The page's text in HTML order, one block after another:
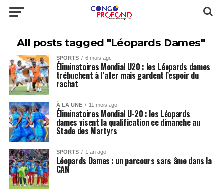
All posts tagged "Léopards Dames"
SPORTS 6 mois ago
Éliminatoires Mondial U20 : les Léopards dames
trébuchent à l’aller mais gardent l’espoir du
rachat
À LA UNE 11 mois ago
Éliminatoires Mondial U-20 : les Léopards
dames visent la qualification ce dimanche au
Stade des Martyrs
SPORTS 1 an ago
Léopards Dames : un parcours sans âme dans la
CAN